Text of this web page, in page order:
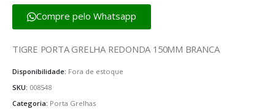
Compre pelo Whatsapp
TIGRE PORTA GRELHA REDONDA 150MM BRANCA
Disponibilidade: Fora de estoque
SKU: 008548
Categoria: Porta Grelhas